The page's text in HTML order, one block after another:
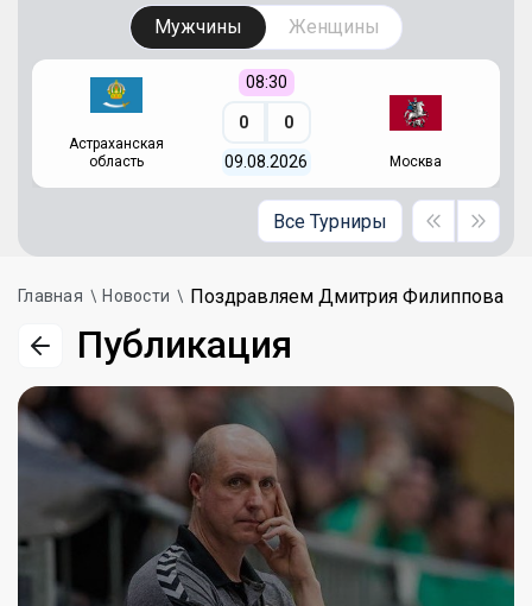
Мужчины Женщины
Астраханская
область
08:30
0 0
09.08.2026 Москва
Все Турниры
Главная Новости Поздравляем Дмитрия Филиппова
Публикация